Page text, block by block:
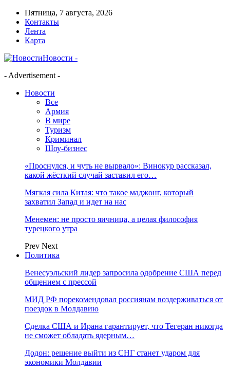
Пятница, 7 августа, 2026
Контакты
Лента
Карта
Новости -
- Advertisement -
Новости
Все
Армия
В мире
Туризм
Криминал
Шоу-бизнес
«Проснулся, и чуть не вырвало»: Винокур рассказал,
какой жёсткий случай заставил его…
Мягкая сила Китая: что такое маджонг, который
захватил Запад и идет на нас
Менемен: не просто яичница, а целая философия
турецкого утра
Prev Next
Политика
Венесуэльский лидер запросила одобрение США перед
общением с прессой
МИД РФ порекомендовал россиянам воздерживаться от
поездок в Молдавию
Сделка США и Ирана гарантирует, что Тегеран никогда
не сможет обладать ядерным…
Додон: решение выйти из СНГ станет ударом для
экономики Молдавии